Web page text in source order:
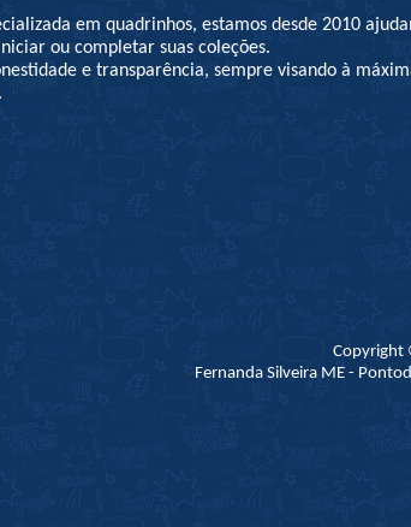
em quadrinhos, estamos desde 2010
ou completar suas coleções.
e transparência, sempre visando à
Copyright
Fernanda Silveira ME -